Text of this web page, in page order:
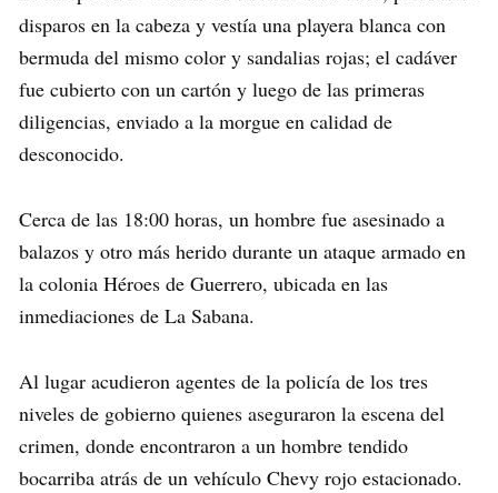
disparos en la cabeza y vestía una playera blanca con
bermuda del mismo color y sandalias rojas; el cadáver
fue cubierto con un cartón y luego de las primeras
diligencias, enviado a la morgue en calidad de
desconocido.
Cerca de las 18:00 horas, un hombre fue asesinado a
balazos y otro más herido durante un ataque armado en
la colonia Héroes de Guerrero, ubicada en las
inmediaciones de La Sabana.
Al lugar acudieron agentes de la policía de los tres
niveles de gobierno quienes aseguraron la escena del
crimen, donde encontraron a un hombre tendido
bocarriba atrás de un vehículo Chevy rojo estacionado.